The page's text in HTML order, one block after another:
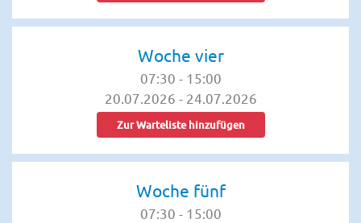
Woche vier
07:30 - 15:00
20.07.2026 - 24.07.2026
Zur Warteliste hinzufügen
Woche fünf
07:30 - 15:00